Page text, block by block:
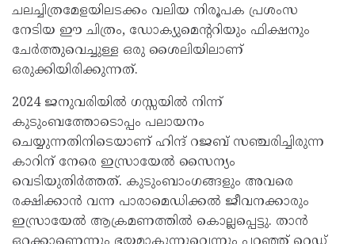
ചലച്ചിത്രമേളയിലടക്കം വലിയ നിരൂപക പ്രശംസ
നേടിയ ഈ ചിത്രം, ഡോക്യുമെന്ററിയും ഫിക്ഷനും
ചേർത്തുവെച്ചുള്ള ഒരു ശൈലിയിലാണ്
ഒരുക്കിയിരിക്കുന്നത്.
2024 ജനുവരിയിൽ ഗസ്സയിൽ നിന്ന്
കുടുംബത്തോടൊപ്പം പലായനം
ചെയ്യുന്നതിനിടെയാണ് ഹിന്ദ് റജബ് സഞ്ചരിച്ചിരുന്ന
കാറിന് നേരെ ഇസ്രായേൽ സൈന്യം
വെടിയുതിർത്തത്. കുടുംബാംഗങ്ങളും അവരെ
രക്ഷിക്കാൻ വന്ന പാരാമെഡിക്കൽ ജീവനക്കാരും
ഇസ്രായേൽ ആക്രമണത്തിൽ കൊല്ലപ്പെട്ടു. താൻ